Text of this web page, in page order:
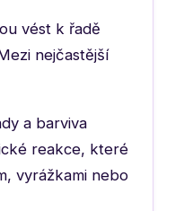
vést k řadě
nejčastější
a barviva
reakce, které
vyrážkami nebo